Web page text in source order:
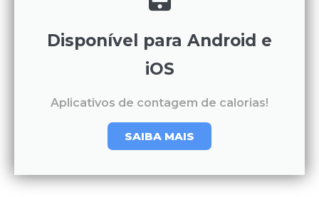
Disponível para Android e
iOS
Aplicativos de contagem de calorias!
SAIBA MAIS